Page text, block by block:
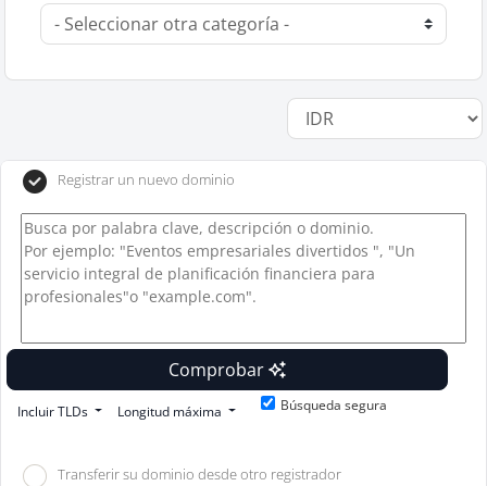
Registrar un nuevo dominio
Comprobar
Incluir TLDs Longitud máxima Búsqueda segura
Transferir su dominio desde otro registrador